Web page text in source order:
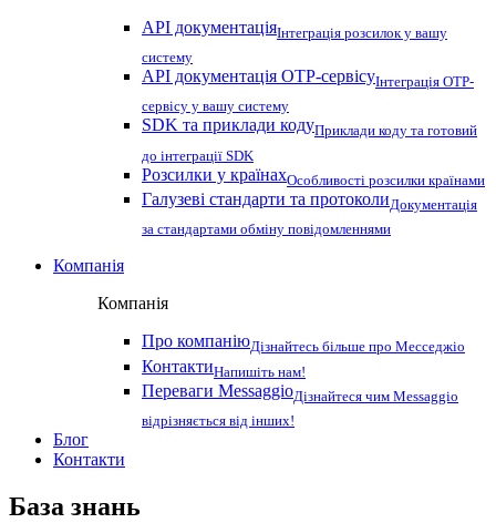
API документаціяІнтеграція розсилок у вашу
систему
API документація OTP-сервісуІнтеграція OTP-
сервісу у вашу систему
SDK та приклади кодуПриклади коду та готовий
до інтеграції SDK
Розсилки у країнахОсобливості розсилки країнами
Галузеві стандарти та протоколиДокументація
за стандартами обміну повідомленнями
Компанія
Компанія
Про компаніюДізнайтесь більше про Месседжіо
КонтактиНапишіть нам!
Переваги MessaggioДізнайтеся чим Messaggio
відрізняється від інших!
Блог
Контакти
База знань